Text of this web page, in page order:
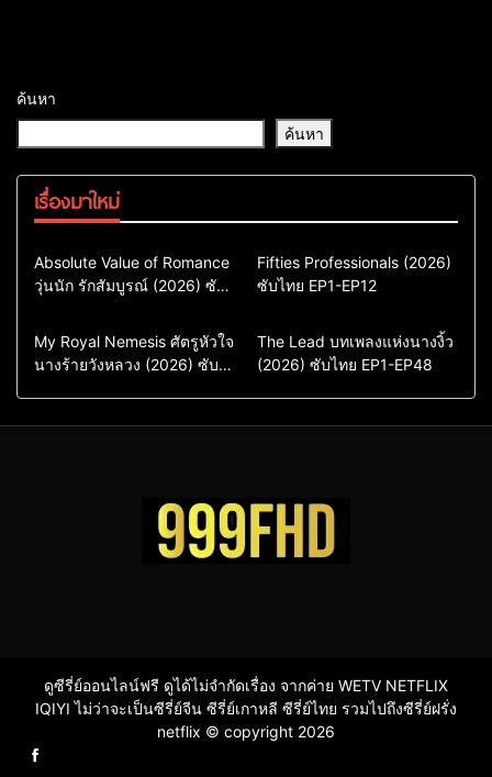
ค้นหา
ค้นหา
เรื่องมาใหม่
Comedy
Drama
ซีรี่ย์เกาหลี
ซีรี่ย์เกาหลีพากย์ไทย
Absolute Value of Romance
วุ่นนัก รักสัมบูรณ์ (2026) ซับ
Action & Adventure
Comedy
Drama
ซีรี่ย์เกาหลีซับไทย
Fifties Professionals (2026)
ซับไทย EP1-EP12
Comedy
Drama
Sci-Fi & Fantasy
My Royal Nemesis ศัตรูหัวใจ
นางร้ายวังหลวง (2026) ซับ
Drama
ซีรี่ย์จีน
ซีรี่ย์จีนซับไทย
The Lead บทเพลงแห่งนางงิ้ว
(2026) ซับไทย EP1-EP48
ดูซีรี่ย์ออนไลน์ฟรี ดูได้ไม่จำกัดเรื่อง จากค่าย WETV NETFLIX
IQIYI ไม่ว่าจะเป็นซีรี่ย์จีน ซีรี่ย์เกาหลี ซีรี่ย์ไทย รวมไปถึงซีรี่ย์ฝรั่ง
netflix © copyright 2026